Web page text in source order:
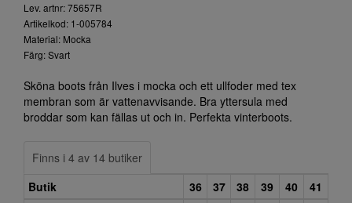
Lev. artnr: 75657R
Artikelkod: 1-005784
Material: Mocka
Färg: Svart
Sköna boots från Ilves i mocka och ett ullfoder med tex
membran som är vattenavvisande. Bra yttersula med
broddar som kan fällas ut och in. Perfekta vinterboots.
Finns i 4 av 14 butiker
Butik
36 37 38 39 40
41